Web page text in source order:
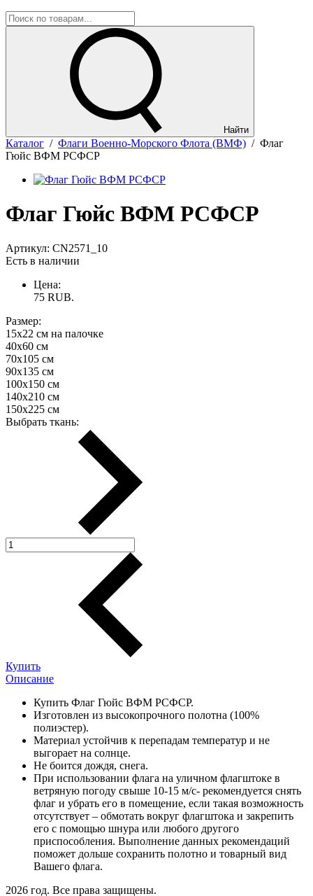
Найти
Каталог / Флаги Военно-Морского Флота (ВМФ) / Флаг
Гюйс ВФМ РСФСР
Флаг Гюйс ВФМ РСФСР
Артикул: CN2571_10
Есть в наличии
Цена:
75 RUB.
Размер:
15х22 см на палочке
40х60 см
70х105 см
90х135 см
100х150 см
140х210 см
150х225 см
Выбрать ткань:
Купить
Описание
Купить Флаг Гюйс ВФМ РСФСР.
Изготовлен из высокопрочного полотна (100%
полиэстер).
Материал устойчив к перепадам температур и не
выгорает на солнце.
Не боится дождя, снега.
При использовании флага на уличном флагштоке в
ветряную погоду свыше 10-15 м/с- рекомендуется снять
флаг и убрать его в помещение, если такая возможность
отсутствует – обмотать вокруг флагштока и закрепить
его с помощью шнура или любого другого
приспособления. Выполнение данных рекомендаций
поможет дольше сохранить полотно и товарный вид
Вашего флага.
2026 год. Все права защищены.